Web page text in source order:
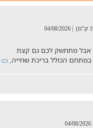
| 04/08/2026
אבל מתחשק לכם גם קצת
| 04/08/2026